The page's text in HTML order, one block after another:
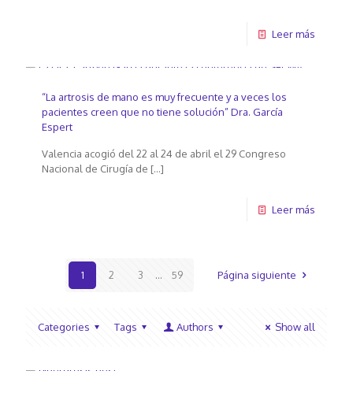
Leer más
“La artrosis de mano es muy frecuente y a veces los
pacientes creen que no tiene solución” Dra. García
Espert
Valencia acogió del 22 al 24 de abril el 29 Congreso
Nacional de Cirugía de […]
Leer más
1 2 3 ... 59 Página siguiente
Categories Tags Authors Show all